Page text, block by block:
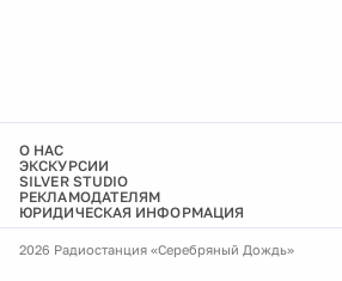
О НАС
ЭКСКУРСИИ
SILVER STUDIO
РЕКЛАМОДАТЕЛЯМ
ЮРИДИЧЕСКАЯ ИНФОРМАЦИЯ
2026 Радиостанция «Серебряный Дождь»